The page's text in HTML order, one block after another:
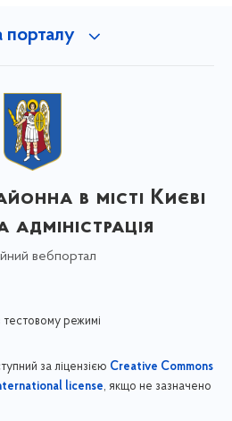
порталу
в місті Києві
адміністрація
вебпортал
тестовому режимі
за ліцензією Creative Commons
license, якщо не зазначено